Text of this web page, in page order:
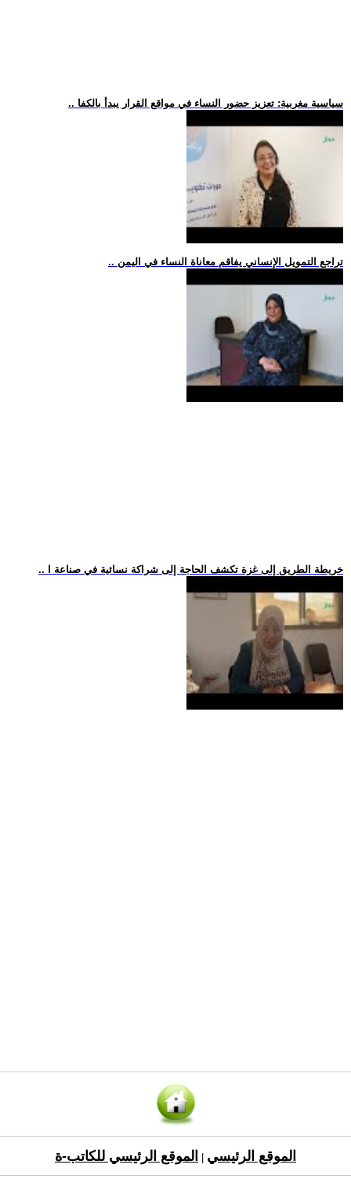
.. سياسية مغربية: تعزيز حضور النساء في مواقع القرار يبدأ بالكفا
.. تراجع التمويل الإنساني يفاقم معاناة النساء في اليمن
.. خريطة الطريق إلى غزة تكشف الحاجة إلى شراكة نسائية في صناعة ا
الموقع الرئيسي الموقع الرئيسي للكاتب-ة